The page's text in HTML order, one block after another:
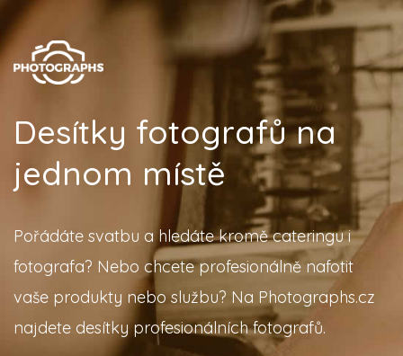
Desítky fotografů na
jednom místě
Pořádáte svatbu a hledáte kromě cateringu i
fotografa? Nebo chcete profesionálně nafotit
vaše produkty nebo službu? Na Photographs.cz
najdete desítky profesionálních fotografů.